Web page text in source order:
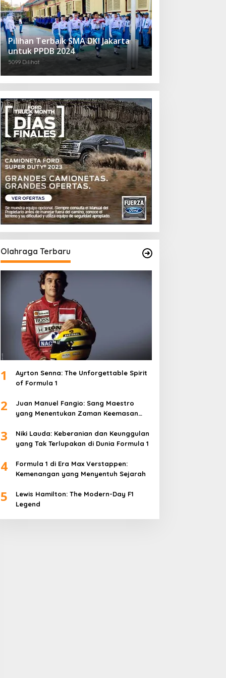
Pilihan Terbaik SMA DKI Jakarta
untuk PPDB 2024
5099 Dilihat
Olahraga Terbaru
1
Ayrton Senna: The Unforgettable Spirit
of Formula 1
2
Juan Manuel Fangio: Sang Maestro
yang Menentukan Zaman Keemasan
3
Niki Lauda: Keberanian dan Keunggulan
yang Tak Terlupakan di Dunia Formula 1
4
Formula 1 di Era Max Verstappen:
Kemenangan yang Menyentuh Sejarah
5
Lewis Hamilton: The Modern-Day F1
Legend